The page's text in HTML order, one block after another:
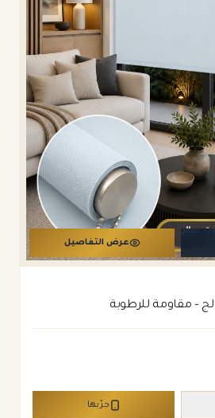
عرض التفاصيل
– مقاومة للرطوبة
جرّبها